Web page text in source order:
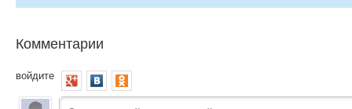
Комментарии
войдите